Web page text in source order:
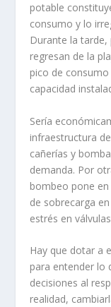
potable
consumo y lo
Durante la
regresan de la
pico de
capacidad
Sería
infraestructura
cañerías y
demanda. Por
bombeo pone
de sobrecarga
estrés en
Hay que dotar a
para entender lo
decisiones al
realidad,